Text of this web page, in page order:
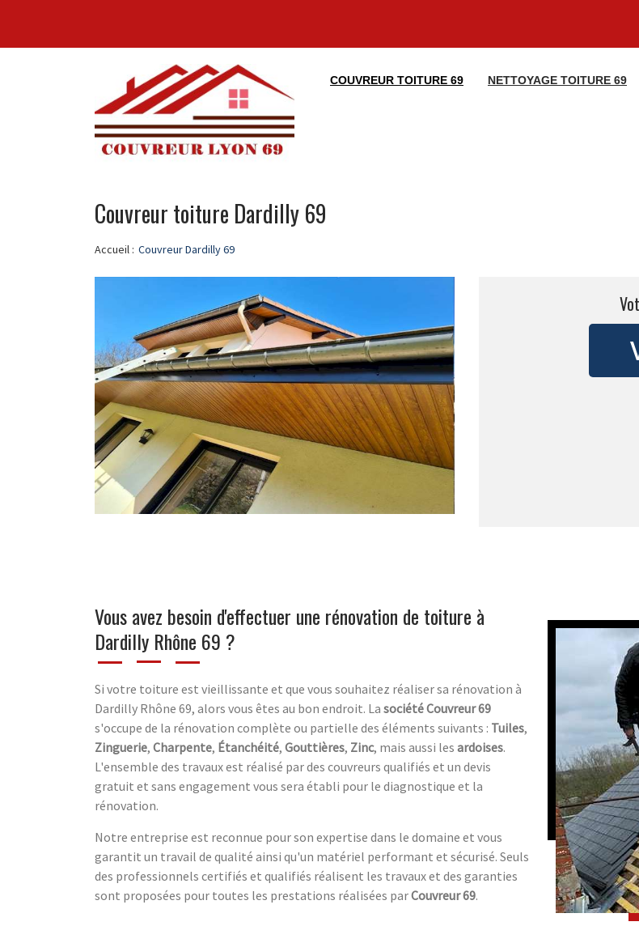
COUVREUR TOITURE 69 NETTOYAGE TOITURE 69
Couvreur toiture Dardilly 69
Accueil : Couvreur Dardilly 69
Vous avez besoin d'effectuer une rénovation de toiture à
Dardilly Rhône 69 ?
Si votre toiture est vieillissante et que vous souhaitez réaliser sa rénovation à
Dardilly Rhône 69, alors vous êtes au bon endroit. La société Couvreur 69
s'occupe de la rénovation complète ou partielle des éléments suivants : Tuiles,
Zinguerie, Charpente, Étanchéité, Gouttières, Zinc, mais aussi les ardoises.
L'ensemble des travaux est réalisé par des couvreurs qualifiés et un devis
gratuit et sans engagement vous sera établi pour le diagnostique et la
rénovation.
Notre entreprise est reconnue pour son expertise dans le domaine et vous
garantit un travail de qualité ainsi qu'un matériel performant et sécurisé. Seuls
des professionnels certifiés et qualifiés réalisent les travaux et des garanties
sont proposées pour toutes les prestations réalisées parCouvreur 69.